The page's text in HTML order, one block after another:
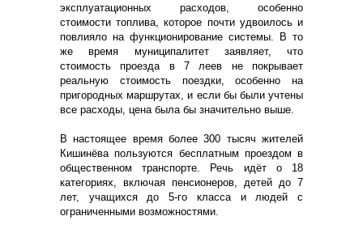
эксплуатационных расходов, особенно
стоимости топлива, которое почти удвоилось и
повлияло на функционирование системы. В то
же время муниципалитет заявляет, что
стоимость проезда в 7 леев не покрывает
реальную стоимость поездки, особенно на
пригородных маршрутах, и если бы были учтены
все расходы, цена была бы значительно выше.
В настоящее время более 300 тысяч жителей
Кишинёва пользуются бесплатным проездом в
общественном транспорте. Речь идёт о 18
категориях, включая пенсионеров, детей до 7
лет, учащихся до 5-го класса и людей с
ограниченными возможностями.